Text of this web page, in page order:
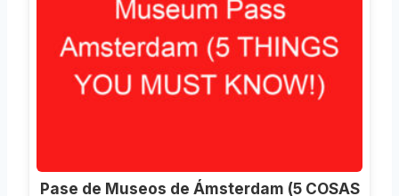
Pase de Museos de Ámsterdam (5 COSAS